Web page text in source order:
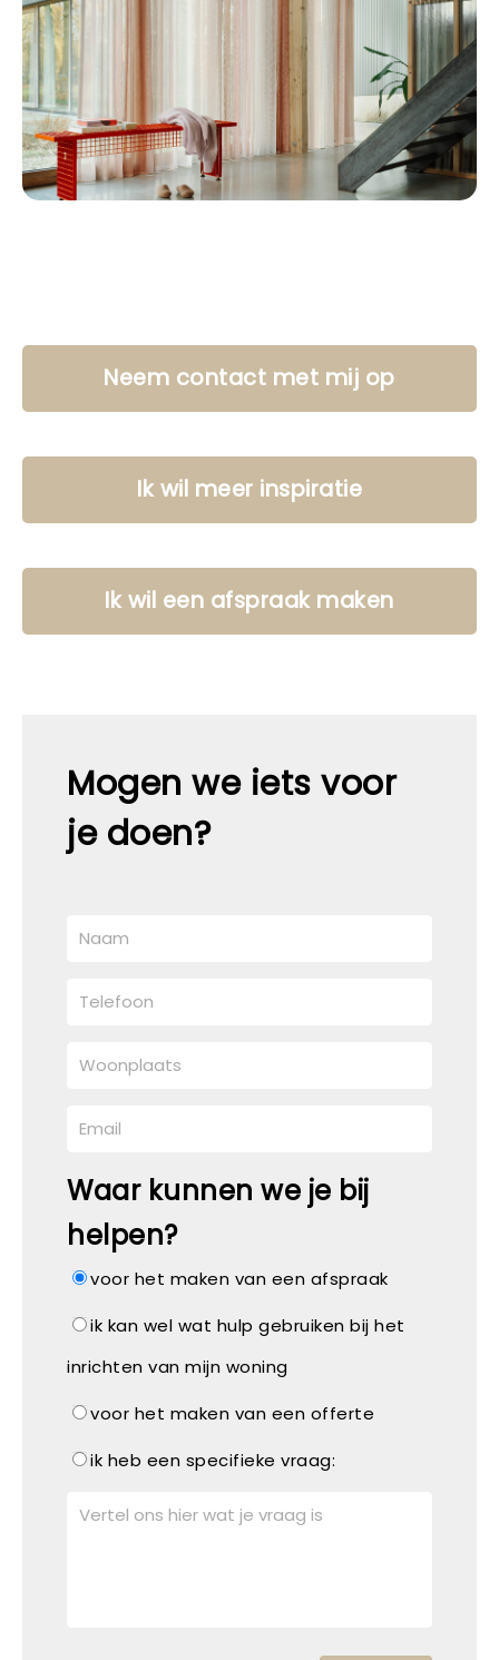
Neem contact met mij op
Ik wil meer inspiratie
Ik wil een afspraak maken
Mogen we iets voor
je doen?
Waar kunnen we je bij
helpen?
voor het maken van een afspraak
ik kan wel wat hulp gebruiken bij het
inrichten van mijn woning
voor het maken van een offerte
ik heb een specifieke vraag: